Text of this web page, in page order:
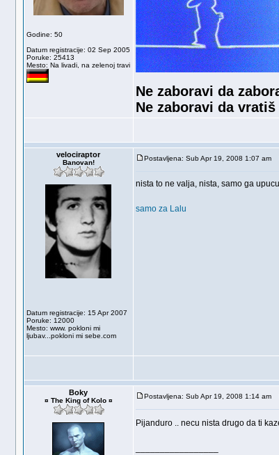
Godine: 50
Datum registracije: 02 Sep 2005
Poruke: 25413
Mesto: Na livadi, na zelenoj travi
Ne zaboravi da
Ne zaboravi da
velociraptor
Banovan!
Datum registracije: 15 Apr 2007
Poruke: 12000
Mesto: www. pokloni mi
ljubav...pokloni mi sebe.com
Postavljena: Sub Apr 19, 2008 1:07 am
nista to ne valja, nista, samo ga
samo za Lalu
Boky
¤ The King of Kolo ¤
Postavljena: Sub Apr 19, 2008 1:14 am
Pijanduro .. necu nista drugo da ti